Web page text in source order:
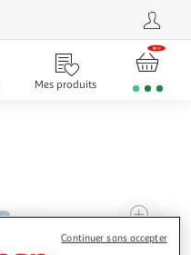
Mes produits
Continuer sans accepter